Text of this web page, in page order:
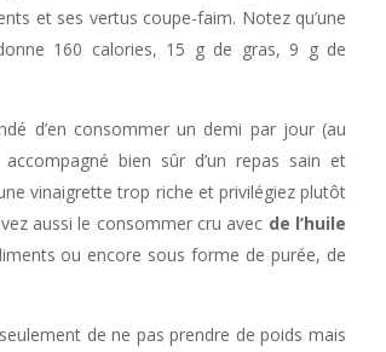
et ses vertus coupe-faim. Notez qu’une
160 calories, 15 g de gras, 9 g de
d’en consommer un demi par jour (au
bien sûr d’un repas sain et
vinaigrette trop riche et privilégiez plutôt
aussi le consommer cru avec de l’huile
ou encore sous forme de purée, de
de ne pas prendre de poids mais